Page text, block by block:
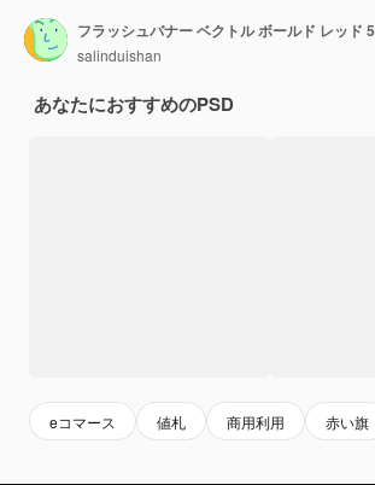
salinduishan
あなたにおすすめのPSD
eコマース 値札 商用利用 赤い旗